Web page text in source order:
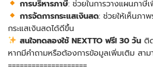
การบริหารภาษี: ช่วยในการวางแผนภา
การจัดการกระแสเงินสด: ช่วยให้เห็นภา
กระแสเงินสดได้ดีขึ้น
สนใจทดลองใช้ NEXTTO ฟรี! 30 วัน ติ
หากมีคำถามหรือต้องการข้อมูลเพิ่มเติม สา
====================